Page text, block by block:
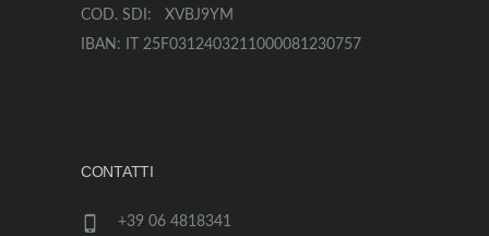
COD. SDI: XVBJ9YM
IBAN: IT 25F0312403211000081230757
CONTATTI
+39 06 4818341